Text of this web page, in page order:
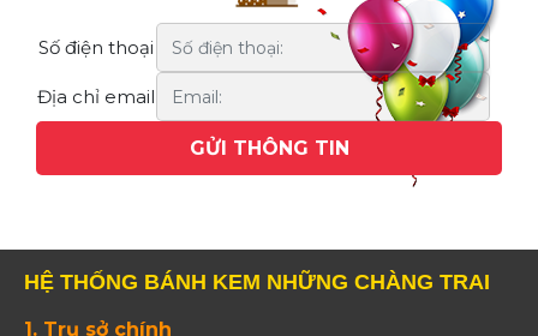
Số điện thoại
Địa chỉ email
HỆ THỐNG BÁNH KEM NHỮNG CHÀNG TRAI
1. Trụ sở chính